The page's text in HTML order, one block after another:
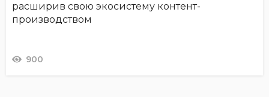
расширив свою экосистему контент-
производством
900